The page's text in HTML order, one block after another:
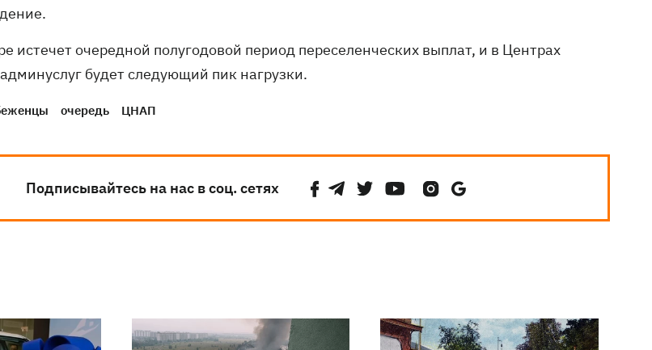
истечет очередной полугодовой период переселенческих выплат, и в Центрах
будет следующий пик нагрузки.
очередь ЦНАП
Подписывайтесь на нас в соц. сетях